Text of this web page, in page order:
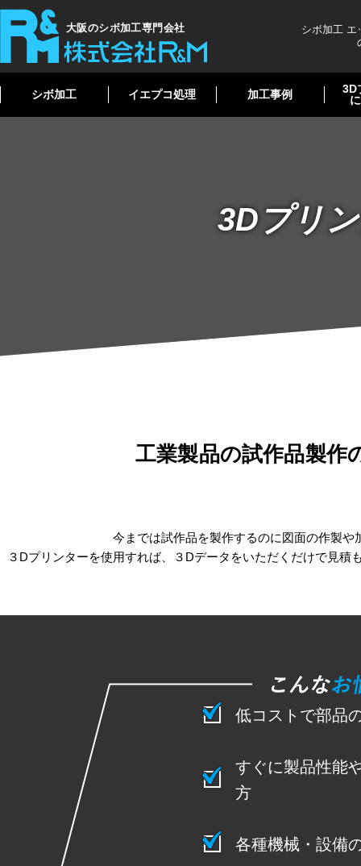
大阪のシボ加工専門会社
シボ加工 エ
シボ加工 イエプコ処理 加工事例
3D
3Dプリ
工業製品の試作品製作
今までは試作品を製作するのに図面の作製
３Dプリンターを使用すれば、３Dデータをいただくだけで見
低コストで部品
すぐに製品性能
方
各種機械・設備